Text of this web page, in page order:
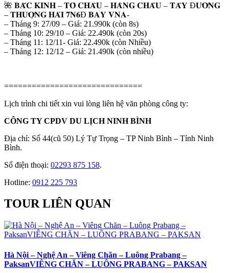
🌺 𝐁𝐀̆́𝐂 𝐊𝐈𝐍𝐇 – 𝐓𝐎̂ 𝐂𝐇𝐀̂𝐔 – 𝐇𝐀̀𝐍𝐆 𝐂𝐇𝐀̂𝐔 – 𝐓𝐀̂𝐘 Đ𝐔̛𝐎̛̀𝐍𝐆
– 𝐓𝐇𝐔̛𝐎̛̣𝐍𝐆 𝐇𝐀̉𝐈 𝟕𝐍𝟔Đ 𝐁𝐀𝐘 𝐕𝐍𝐀-
– Tháng 9: 27/09 – Giá: 21.990k (còn 8s)
– Tháng 10: 29/10 – Giá: 22.490k (còn 20s)
– Tháng 11: 12/11- Giá: 22.490k (còn Nhiều)
– Tháng 12: 12/12 – Giá: 21.490k (còn nhiều)
==============================
Lịch trình chi tiết xin vui lòng liên hệ văn phòng công ty:
CÔNG TY CPDV DU LỊCH NINH BÌNH
Địa chỉ: Số 44(cũ 50) Lý Tự Trọng – TP Ninh Bình – Tỉnh Ninh
Bình.
Số điện thoại: 02293 875 158.
Hotline: 0912 225 793
TOUR LIÊN QUAN
Hà Nội – Nghệ An – Viêng Chăn – Luông Prabang –
PaksanVIÊNG CHĂN – LUÔNG PRABANG – PAKSAN